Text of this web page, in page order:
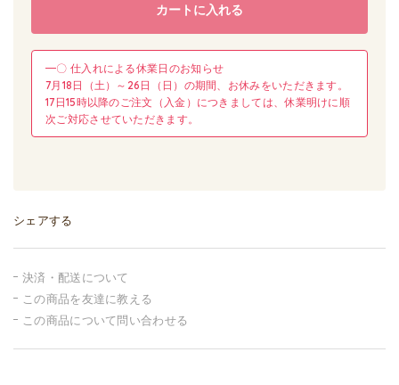
カートに入れる
━〇 仕入れによる休業日のお知らせ
7月18日（土）～26日（日）の期間、お休みをいただきます。
17日15時以降のご注文（入金）につきましては、休業明けに順
次ご対応させていただきます。
シェアする
決済・配送について
この商品を友達に教える
この商品について問い合わせる